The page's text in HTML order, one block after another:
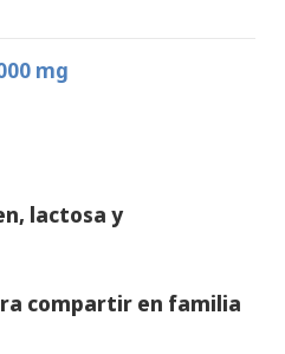
mg
lactosa y
compartir en familia